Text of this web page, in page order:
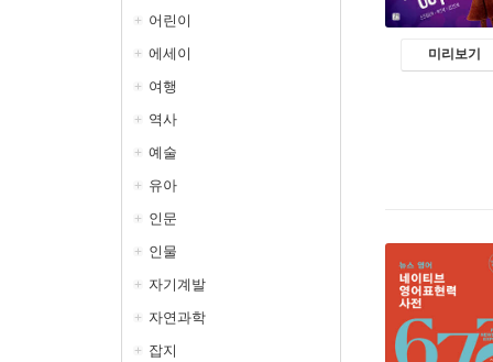
어린이
에세이
여행
역사
예술
유아
인문
인물
자기계발
자연과학
잡지
미리보기